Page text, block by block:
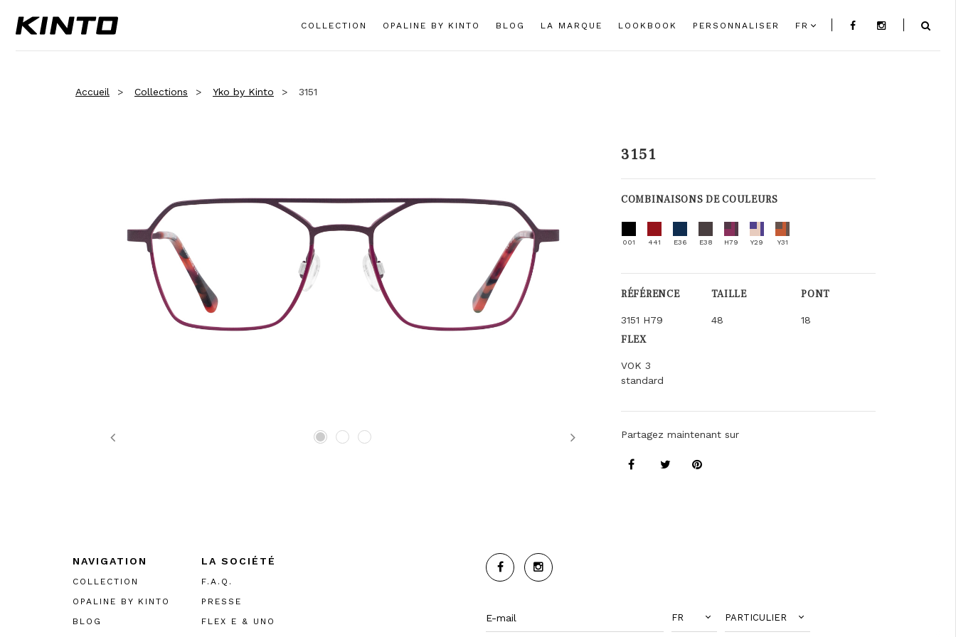
COLLECTION OPALINE BY KINTO BLOG LA MARQUE LOOKBOOK PERSONNALISER FR
Accueil Collections Yko by Kinto 3151
Previous Next
3151
COMBINAISONS DE COULEURS
001 441 E36 E38 H79 Y29 Y31
RÉFÉRENCE
3151 H79
TAILLE
48
PONT
18
FLEX
VOK 3
standard
Partagez maintenant sur
NAVIGATION
COLLECTION
OPALINE BY KINTO
BLOG
LA SOCIÉTÉ
F.A.Q.
PRESSE
FLEX E & UNO
FR PARTICULIER